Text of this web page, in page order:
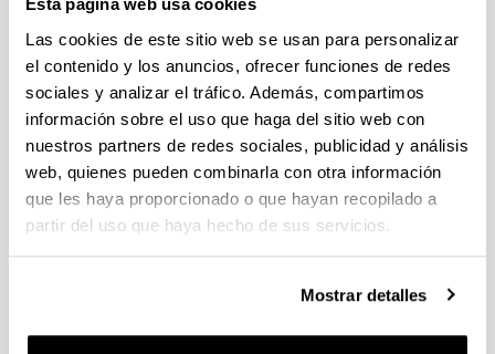
Esta página web usa cookies
Las cookies de este sitio web se usan para personalizar
el contenido y los anuncios, ofrecer funciones de redes
sociales y analizar el tráfico. Además, compartimos
información sobre el uso que haga del sitio web con
nuestros partners de redes sociales, publicidad y análisis
web, quienes pueden combinarla con otra información
que les haya proporcionado o que hayan recopilado a
partir del uso que haya hecho de sus servicios.
Mostrar detalles
manera de ayudarte.